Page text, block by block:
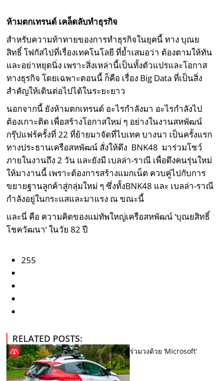
ห้ามตกเทรนด์ เคล็ดลับทำธุรกิจ
สำหรับความท้าทายของการทำธุรกิจในยุคนี้ ทาง บุณย
สิทธิ์ โฟกัสไปที่เรื่องเทคโนโลยี ที่ย้ำเสมอว่า ต้องตามให้ทัน
และอย่าหยุดนิ่ง เพราะสิ่งเหล่านี้เป็นทั้งตัวแปรและโอกาส
ทางธุรกิจ โดยเฉพาะตอนนี้ ก็คือ เรื่อง Big Data ที่เป็นสิ่ง
สำคัญให้เดินต่อไปได้ในระยะยาว
นอกจากนี้ ยังห้ามตกเทรนด์ อะไรกำลังมา อะไรกำลังไป
ต้องเกาะติด เพื่อสร้างโอกาสใหม่ ๆ อย่างในงานสหพัฒน์
กรุ๊ปแฟร์ครั้งที่ 22 ที่ย้ายมาจัดที่ไบเทค บางนา เป็นครั้งแรก
ทางประธานเครือสหพัฒน์ สั่งให้ดึง BNK48 มาร่วมโชว์
ภายในงานถึง 2 วัน และยังมี เบลล่า-ราณี เพื่อดึงคนรุ่นใหม่
ให้มางานนี้ เพราะต้องการสร้างแมกเน็ต ควบคู่ไปกับการ
ขยายฐานลูกค้าสู่กลุ่มใหม่ ๆ ซึ่งทั้งBNK48 และ เบลล่า-ราณี
กำลังอยู่ในกระแสและมาแรง ณ ขณะนี้
และนี่ คือ ความคิดของแม่ทัพใหญ่เครือสหพัฒน์ ‘บุณยสิทธิ์
โชควัฒนา’ ในวัย 82 ปี
255
RELATED POSTS:
ร่วมวงด้วย ‘Microsoft’